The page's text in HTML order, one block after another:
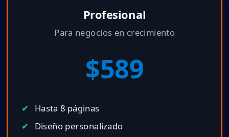
Profesional
Para negocios en crecimiento
$589
Hasta 8 páginas
Diseño personalizado